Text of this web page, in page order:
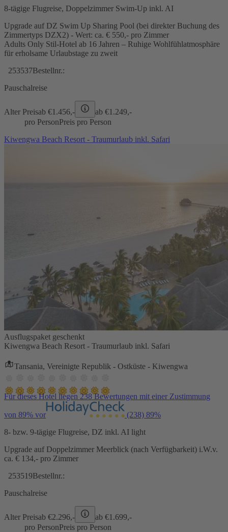
8-tägige Flugreise, Doppelzimmer Swim-Up inkl. AI
Upgrade auf DZ Swim Up Sharing Pool (bei direkter Buchung des
Zimmertyps DZX2) - Wert: ca. € 550,- pro Zimmer
Adults Only Stil-Hotel ab 16 Jahren – Ruhige Wohlfühlatmosphäre
für erholsame Urlaubstage zu zweit
253537Bestellnr.:
Pauschalreise
Alter Preisab €1.456,- ab €1.249,-
pro PersonPreis pro Person
Kiwengwa Beach Resort - Traumurlaub inkl. Safari
Ausflugspaket geschenkt
Kiwengwa Beach Resort - Traumurlaub inkl. Safari
Tansania, Vereinigte Republik - Ostküste - Kiwengwa
Für dieses Hotel liegen 238 Bewertungen mit einer Zustimmung
von 89% vor (238) 89%
8- bzw. 9-tägige Flugreise, DZ inkl. AI light
Upgrade auf Doppelzimmer Meerblick (nach Verfügbarkeit) i.W.v.
ca. € 134,- pro Zimmer
253519Bestellnr.:
Pauschalreise
Alter Preisab €2.296,- ab €1.699,-
pro PersonPreis pro Person